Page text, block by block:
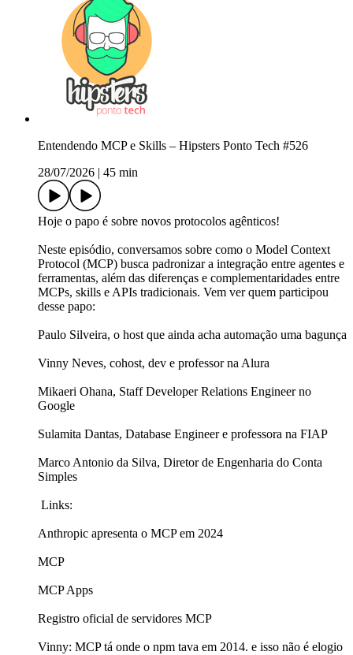
Entendendo MCP e Skills – Hipsters Ponto Tech #526
28/07/2026
45 min
Hoje o papo é sobre novos protocolos agênticos!
Neste episódio, conversamos sobre como o Model Context
Protocol (MCP) busca padronizar a integração entre agentes e
ferramentas, além das diferenças e complementaridades entre
MCPs, skills e APIs tradicionais. Vem ver quem participou
desse papo:
Paulo Silveira, o host que ainda acha automação uma bagunça
Vinny Neves, cohost, dev e professor na Alura
Mikaeri Ohana, Staff Developer Relations Engineer no
Google
Sulamita Dantas, Database Engineer e professora na FIAP
Marco Antonio da Silva, Diretor de Engenharia do Conta
Simples
Links:
Anthropic apresenta o MCP em 2024
MCP
MCP Apps
Registro oficial de servidores MCP
Vinny: MCP tá onde o npm tava em 2014. e isso não é elogio